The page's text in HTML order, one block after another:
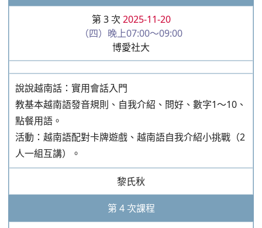
第 3 次 2025-11-20
（四）晚上07:00～09:00
博愛社大
說說越南話：實用會話入門
教基本越南語發音規則、自我介紹、問好、數字1～10、
點餐用語。
活動：越南語配對卡牌遊戲、越南語自我介紹小挑戰（2
人一組互講）。
黎氏秋
第 4 次課程